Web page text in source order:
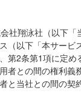
社翔泳社（以下「
（以下「本サービ
第2条第1項に定め
者との間の権利義
と当社との間の契